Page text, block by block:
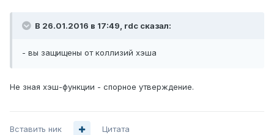
В 26.01.2016 в 17:49, rdc сказал:
- вы защищены от коллизий хэша
Не зная хэш-функции - спорное утверждение.
Вставить ник Цитата